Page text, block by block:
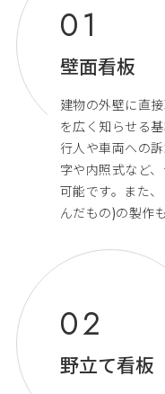
壁面看板
建物の外壁に直
を広く知らせる
行人や車両への
字や内照式など
可能です。また
んだもの)の製作
野立て看板